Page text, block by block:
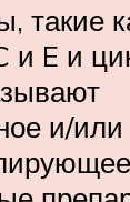
такие
и E и
и/или